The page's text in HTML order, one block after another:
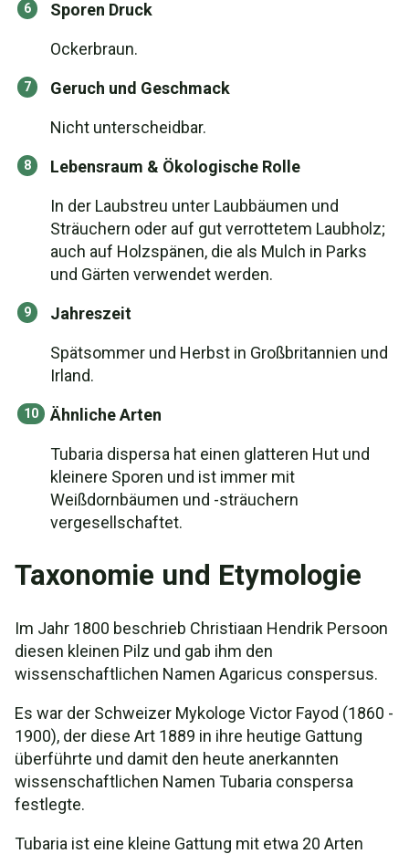
Sporen Druck
Ockerbraun.
Geruch und Geschmack
Nicht unterscheidbar.
Lebensraum & Ökologische Rolle
In der Laubstreu unter Laubbäumen und
Sträuchern oder auf gut verrottetem Laubholz;
auch auf Holzspänen, die als Mulch in Parks
und Gärten verwendet werden.
Jahreszeit
Spätsommer und Herbst in Großbritannien und
Irland.
Ähnliche Arten
Tubaria dispersa hat einen glatteren Hut und
kleinere Sporen und ist immer mit
Weißdornbäumen und -sträuchern
vergesellschaftet.
Taxonomie und Etymologie
Im Jahr 1800 beschrieb Christiaan Hendrik Persoon
diesen kleinen Pilz und gab ihm den
wissenschaftlichen Namen Agaricus conspersus.
Es war der Schweizer Mykologe Victor Fayod (1860 -
1900), der diese Art 1889 in ihre heutige Gattung
überführte und damit den heute anerkannten
wissenschaftlichen Namen Tubaria conspersa
festlegte.
Tubaria ist eine kleine Gattung mit etwa 20 Arten